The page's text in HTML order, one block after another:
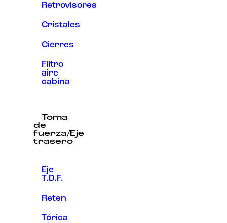
Retrovisores
Cristales
Cierres
Filtro
aire
cabina
Toma
de
fuerza/Eje
trasero
Eje
T.D.F.
Reten
Tórica